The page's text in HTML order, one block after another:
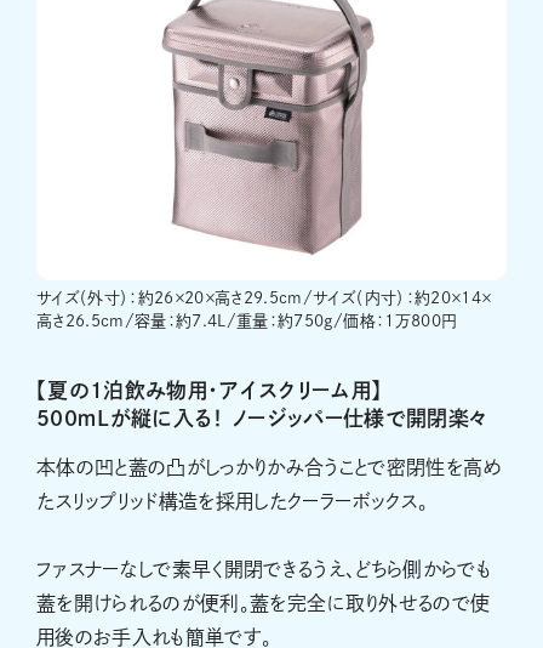
サイズ（外寸）：約26×20×高さ29.5cm/サイズ（内寸）：約20×14×
高さ26.5cm/容量：約7.4L/重量：約750g/価格：1万800円
【夏の1泊飲み物用・アイスクリーム用】
500ｍLが縦に入る！ ノージッパー仕様で開閉楽々
本体の凹と蓋の凸がしっかりかみ合うことで密閉性を高め
たスリップリッド構造を採用したクーラーボックス。
ファスナーなしで素早く開閉できるうえ、どちら側からでも
蓋を開けられるのが便利。蓋を完全に取り外せるので使
用後のお手入れも簡単です。